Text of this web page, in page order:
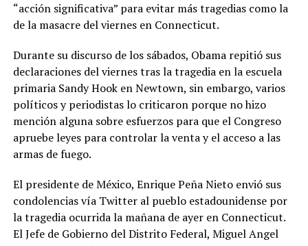
“acción significativa” para evitar más tragedias como la
de la masacre del viernes en Connecticut.
Durante su discurso de los sábados, Obama repitió sus
declaraciones del viernes tras la tragedia en la escuela
primaria Sandy Hook en Newtown, sin embargo, varios
políticos y periodistas lo criticaron porque no hizo
mención alguna sobre esfuerzos para que el Congreso
apruebe leyes para controlar la venta y el acceso a las
armas de fuego.
El presidente de México, Enrique Peña Nieto envió sus
condolencias vía Twitter al pueblo estadounidense por
la tragedia ocurrida la mañana de ayer en Connecticut.
El Jefe de Gobierno del Distrito Federal, Miguel Angel